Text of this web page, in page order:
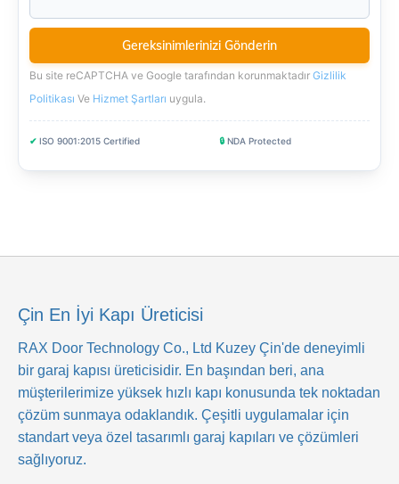
Bu site reCAPTCHA ve Google tarafından korunmaktadır Gizlilik
Politikası Ve Hizmet Şartları uygula.
✔ ISO 9001:2015 Certified 🔒 NDA Protected
Çin En İyi Kapı Üreticisi
RAX Door Technology Co., Ltd Kuzey Çin'de deneyimli
bir garaj kapısı üreticisidir. En başından beri, ana
müşterilerimize yüksek hızlı kapı konusunda tek noktadan
çözüm sunmaya odaklandık. Çeşitli uygulamalar için
standart veya özel tasarımlı garaj kapıları ve çözümleri
sağlıyoruz.